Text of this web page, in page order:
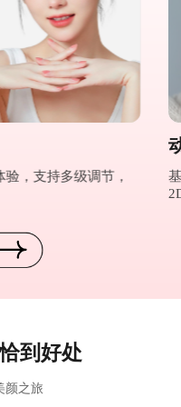
，支持多级调节，
到好处
颜之旅